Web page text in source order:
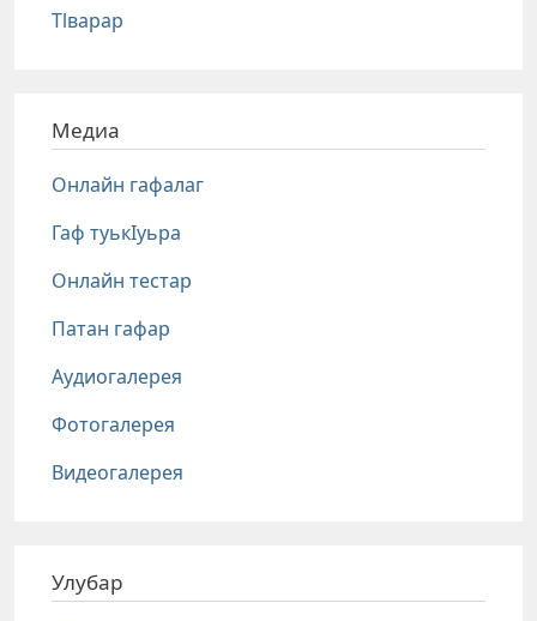
Тlварар
Медиа
Онлайн гафалаг
Гаф туькIуьра
Онлайн тестар
Патан гафар
Аудиогалерея
Фотогалерея
Видеогалерея
Улубар